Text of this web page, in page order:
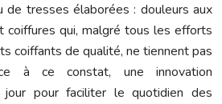
de tresses élaborées : douleurs aux
coiffures qui, malgré tous les efforts
coiffants de qualité, ne tiennent pas
à ce constat, une innovation
pour faciliter le quotidien des